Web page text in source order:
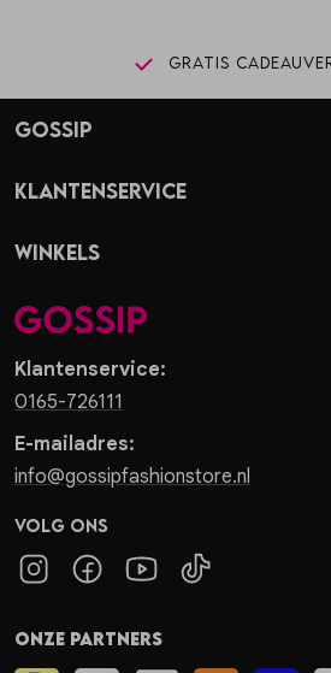
Gratis
Klantenservice:
0165-726111
E-mailadres:
info@gossipfashionstore.nl
Volg ons
Gossip
Klantenservice
Winkels
Onze partners